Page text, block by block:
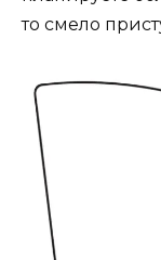
то смело